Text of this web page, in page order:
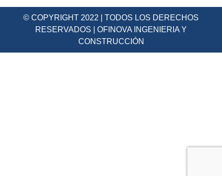
© COPYRIGHT 2022 | TODOS LOS DERECHOS
RESERVADOS | OFINOVA INGENIERIA Y
CONSTRUCCIÓN